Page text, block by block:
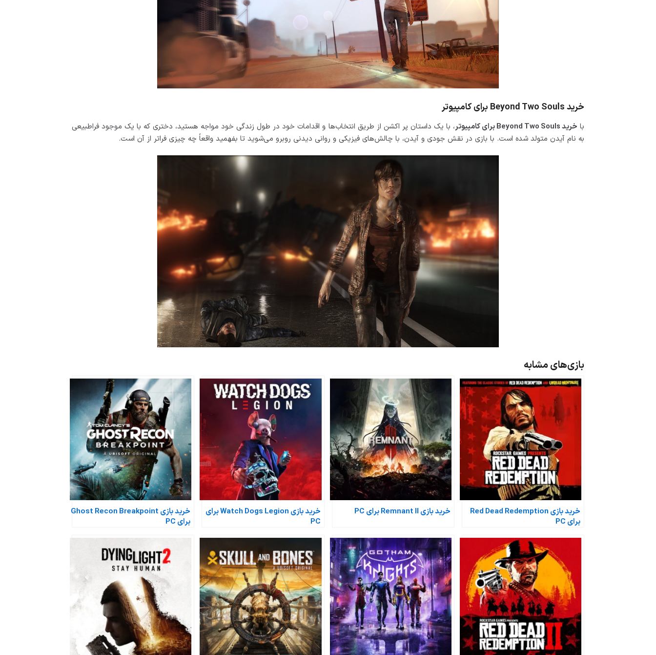
خرید Beyond Two Souls برای کامپیوتر
با خرید Beyond Two Souls برای کامپیوتر
، با یک داستان پر اکشن از طریق انتخاب‌ها و اقدامات خود در طول زندگی خود مواجه هستید، دختری که با یک موجود فراطبیعی
به نام آیدن متولد شده است. با بازی در نقش جودی و آیدن، با چالش‌های فیزیکی و روانی دیدنی روبرو می‌شوید تا بفهمید واقعاً چه چیزی فراتر از آن است.
بازی‌های مشابه
خرید بازی Red Dead Redemption
برای PC
خرید بازی Remnant II برای PC
خرید بازی Watch Dogs Legion برای
PC
خرید بازی Ghost Recon Breakpoint
برای PC